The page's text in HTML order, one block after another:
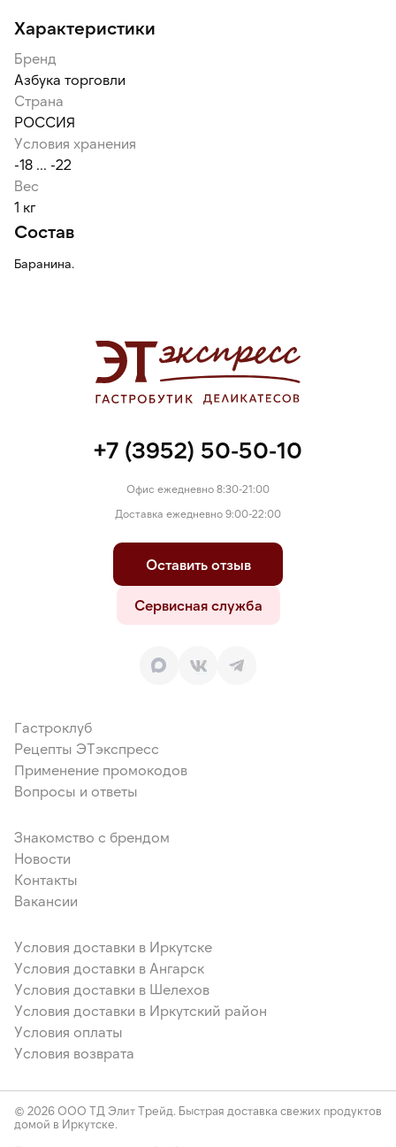
Характеристики
Бренд
Азбука торговли
Страна
РОССИЯ
Условия хранения
-18 ... -22
Вес
1 кг
Состав
Баранина.
+7 (3952) 50-50-10
Офис ежедневно 8:30-21:00
Доставка ежедневно 9:00-22:00
Оставить отзыв
Сервисная служба
Гастроклуб
Рецепты ЭТэкспресс
Применение промокодов
Вопросы и ответы
Знакомство с брендом
Новости
Контакты
Вакансии
Условия доставки в Иркутске
Условия доставки в Ангарск
Условия доставки в Шелехов
Условия доставки в Иркутский район
Условия оплаты
Условия возврата
© 2026 ООО ТД Элит Трейд. Быстрая доставка свежих продуктов
домой в Иркутске.